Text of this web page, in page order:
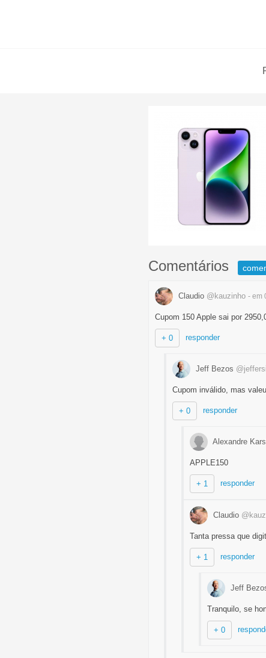
Comentários
Claudio @kauzinho - em
Cupom 150 Apple sai por
+ 0 responder
Jeff Bezos
Cupom inválido, mas
+ 0 responder
Alexandre
APPLE150
+ 1 responder
Claudio
Tanta pressa que
+ 1 responder
Jeff
Tranquilo, se
+ 0